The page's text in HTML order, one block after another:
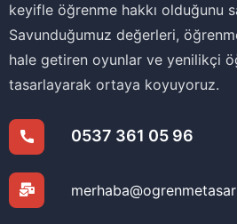
keyifle öğrenme hakkı olduğunu
Savunduğumuz değerleri,
hale getiren oyunlar ve yenilikçi
tasarlayarak ortaya koyuyoruz.
0537 361 05 96